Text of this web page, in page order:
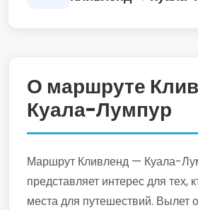
О маршруте
Куала-Лумпур
Маршрут Кливленд — Куала-
представляет интерес для тех,
места для путешествий. Вылет